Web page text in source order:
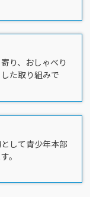
り、おしゃべり
た取り組みで
して青少年本部
。